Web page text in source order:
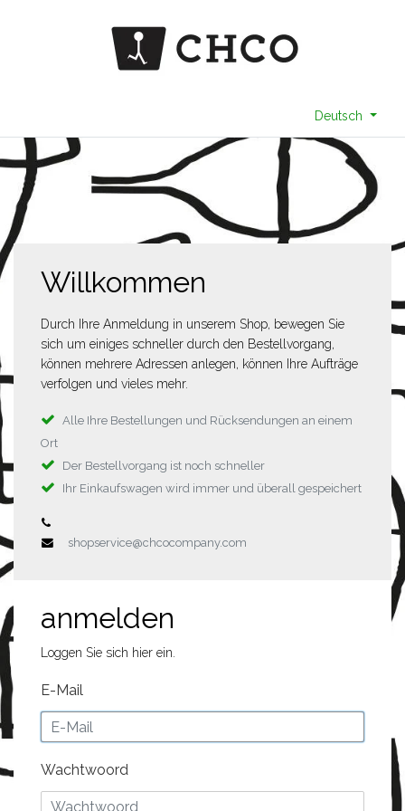
Deutsch
Willkommen
Durch Ihre Anmeldung in unserem Shop, bewegen Sie
sich um einiges schneller durch den Bestellvorgang,
können mehrere Adressen anlegen, können Ihre Aufträge
verfolgen und vieles mehr.
Alle Ihre Bestellungen und Rücksendungen an einem
Ort
Der Bestellvorgang ist noch schneller
Ihr Einkaufswagen wird immer und überall gespeichert
shopservice@chcocompany.com
anmelden
Loggen Sie sich hier ein.
E-Mail
Wachtwoord